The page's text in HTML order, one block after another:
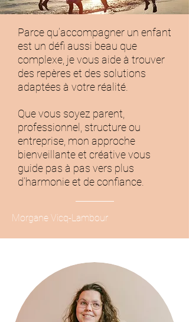
Parce qu’accompagner un enfant
est un défi aussi beau que
complexe, je vous aide à trouver
des repères et des solutions
adaptées à votre réalité.
Que vous soyez parent,
professionnel, structure ou
entreprise, mon approche
bienveillante et créative vous
guide pas à pas vers plus
d’harmonie et de confiance.
Morgane Vicq-Lambour